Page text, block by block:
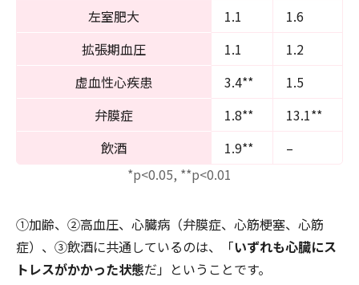
左室肥大
1.1
1.6
拡張期血圧
1.1
1.2
虚血性心疾患
3.4**
1.5
弁膜症
1.8**
13.1**
飲酒
1.9**
–
*p<0.05, **p<0.01
①加齢、②高血圧、心臓病（弁膜症、心筋梗塞、心筋
症）、③飲酒に共通しているのは、「いずれも心臓にス
トレスがかかった状態だ」ということです。